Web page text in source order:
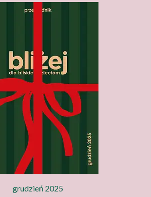
grudzień 2025